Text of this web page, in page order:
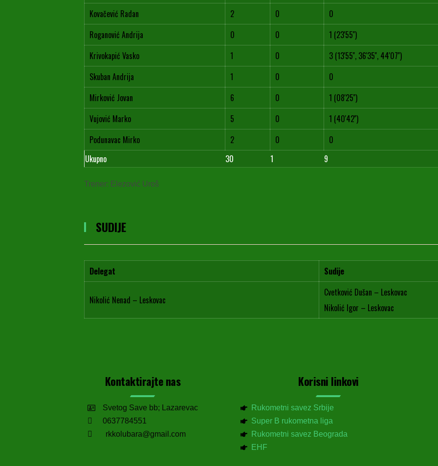
Kovačević Radan
2 0 0
Roganović Andrija
0 0 1 (23'55'')
Krivokapić Vasko
1 0 3 (13'55'', 36'35'', 44'07'')
Skuban Andrija
1 0 0
Mirković Jovan
6 0 1 (08'25'')
Vujović Marko
5 0 1 (40'42'')
Podunavac Mirko
2 0 0
Ukupno
30 1 9
Trener: Elezović Uroš
SUDIJE
Delegat Sudije
Nikolić Nenad – Leskovac
Cvetković Dušan – Leskovac
Nikolić Igor – Leskovac
Kontaktirajte nas
Svetog Save bb; Lazarevac
0637784551
rkkolubara@gmail.com
Korisni linkovi
Rukometni savez Srbije
Super B rukometna liga
Rukometni savez Beograda
EHF